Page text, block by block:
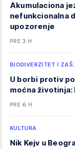
Akumulaciona
nefunkcionalna
upozorenje
PRE 3 H
BIODIVERZITET I
U borbi protiv
moćna životinja:
PRE 6 H
KULTURA
Nik Kejv u